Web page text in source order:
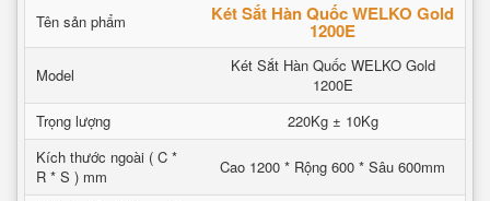
Tên sản phẩm Két Sắt Hàn Quốc WELKO Gold
1200E
Model
Két Sắt Hàn Quốc WELKO Gold
1200E
Trọng lượng
220Kg ± 10Kg
Kích thước ngoài ( C *
R * S ) mm
Cao 1200 * Rộng 600 * Sâu 600mm